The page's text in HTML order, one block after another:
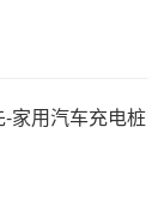
家用汽车充电桩